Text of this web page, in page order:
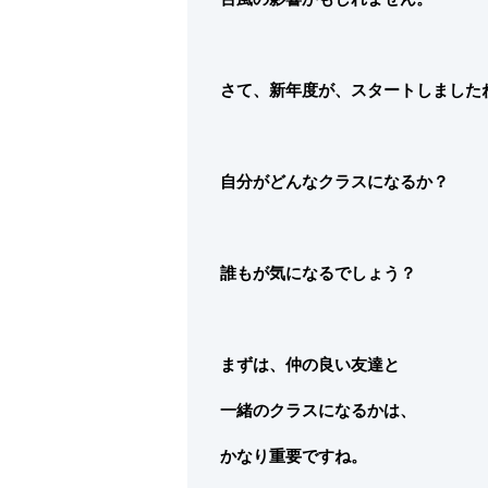
さて、新年度が、スタートしました
自分がどんなクラスになるか？
誰もが気になるでしょう？
まずは、仲の良い友達と
一緒のクラスになるかは、
かなり重要ですね。